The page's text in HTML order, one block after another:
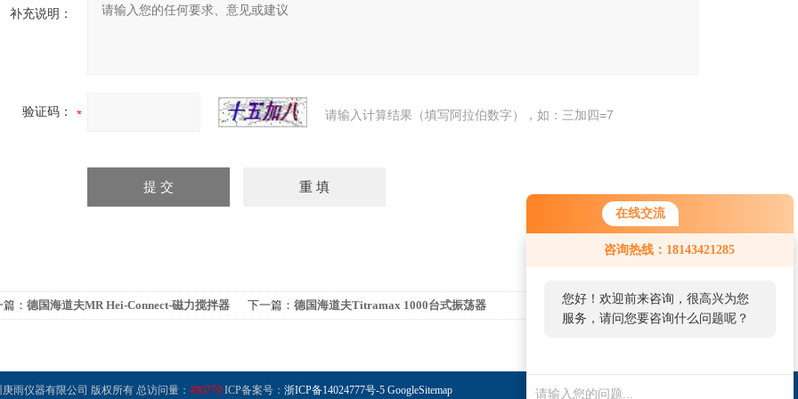
在线交流
咨询热线：18143421285
您好！欢迎前来咨询，很高兴为您
服务，请问您要咨询什么问题呢？
补充说明：
验证码： 请输入计算结果（填写阿拉伯数字），如：三加四=7
： 德国海道夫MR Hei-Connect-磁力搅拌器 下一篇： 德国海道夫Titramax 1000台式振荡器
返回列表>>
雨仪器有限公司 版权所有 总访问量： 490779 ICP备案号： 浙ICP备14024777号-5 GoogleSitemap